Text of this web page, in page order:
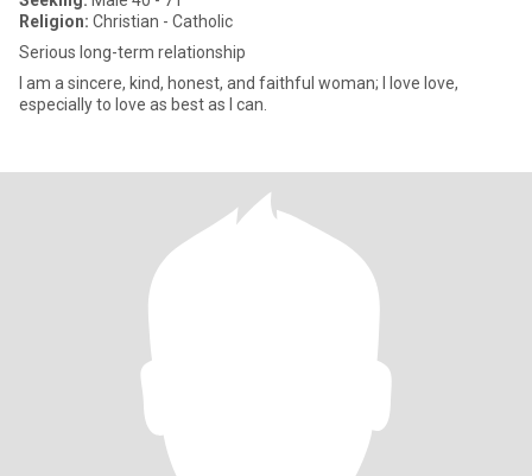
Religion: Christian - Catholic
Serious long-term relationship
I am a sincere, kind, honest, and faithful woman; I love love,
especially to love as best as I can.